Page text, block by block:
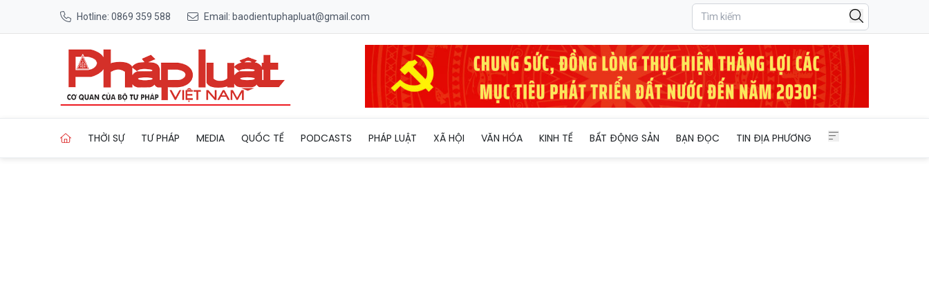
Hotline: 0869 359 588 Email: baodientuphapluat@gmail.com
THỜI SỰ TƯ PHÁP MEDIA QUỐC TẾ PODCASTS PHÁP LUẬT XÃ HỘI VĂN HÓA KINH TẾ BẤT ĐỘNG SẢN BẠN ĐỌC TIN ĐỊA PHƯƠNG